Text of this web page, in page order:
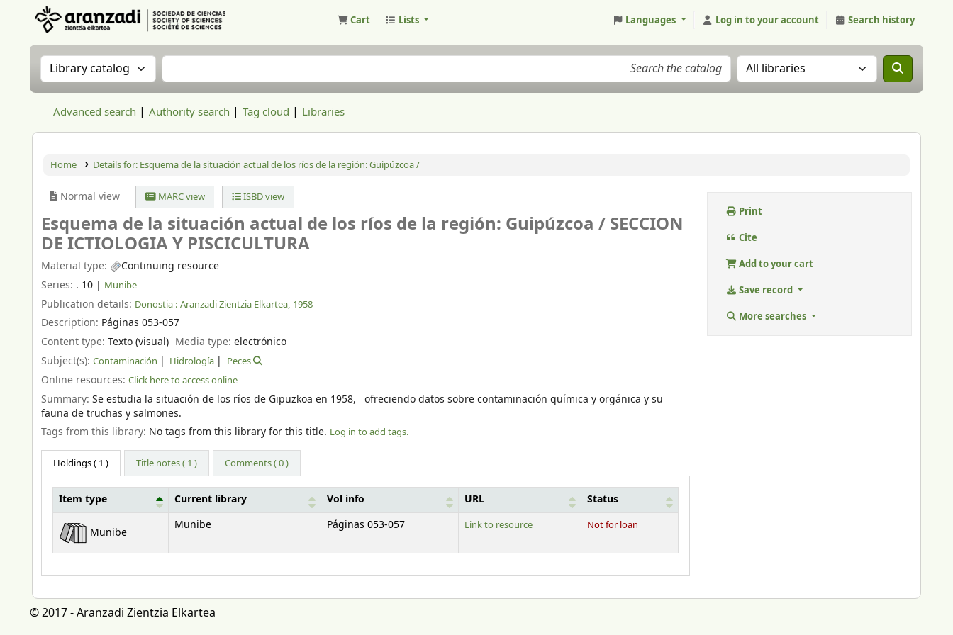
Cart Lists Languages Log in to your account Search history
Search the catalog by:Search the catalog Search the catalog in:
Advanced search Authority search Tag cloud Libraries
Home Details for: Esquema de la situación actual de los ríos de la región: Guipúzcoa /
Normal view MARC view ISBD view
Esquema de la situación actual de los ríos de la región: Guipúzcoa /SECCION
DE ICTIOLOGIA Y PISCICULTURA
Material type:
Continuing resource
Series: . 10 | Munibe
Publication details: Donostia : Aranzadi Zientzia Elkartea, 1958
Description: Páginas 053-057
Content type: Texto (visual) Media type:electrónico
Subject(s): Contaminación Hidrología Peces
Online resources: Click here to access online
Summary: Se estudia la situación de los ríos de Gipuzkoa en 1958, ofreciendo datos sobre contaminación química y orgánica y su
fauna de truchas y salmones.
Tags from this library: No tags from this library for this title. Log in to add tags.
Holdings( 1 ) Title notes ( 1 ) Comments ( 0 )
Holdings
Item type Current library Vol info URL Status
Munibe
Munibe Páginas 053-057 Link to resource Not for loan
Print
Cite
Add to your cart
Save record
More searches
© 2017 - Aranzadi Zientzia Elkartea